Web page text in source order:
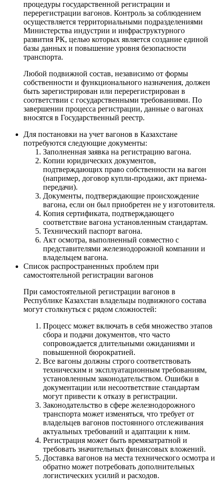
процедуры государственной регистрации и
перерегистрации вагонов. Контроль за соблюдением
осуществляется территориальными подразделениями
Министерства индустрии и инфраструктурного
развития РК, целью которых является создание единой
базы данных и повышение уровня безопасности
транспорта.
Любой подвижной состав, независимо от формы
собственности и функционального назначения, должен
быть зарегистрирован или перерегистрирован в
соответствии с государственными требованиями. По
завершении процесса регистрации, данные о вагонах
вносятся в Государственный реестр.
Для постановки на учет вагонов в Казахстане
потребуются следующие документы:
Заполненная заявка на регистрацию вагона.
Копии юридических документов,
подтверждающих право собственности на вагон
(например, договор купли-продажи, акт приема-
передачи).
Документы, подтверждающие происхождение
вагона, если он был приобретен не у изготовителя.
Копия сертификата, подтверждающего
соответствие вагона установленным стандартам.
Технический паспорт вагона.
Акт осмотра, выполненный совместно с
представителями железнодорожной компании и
владельцем вагона.
Список распространенных проблем при
самостоятельной регистрации вагонов
При самостоятельной регистрации вагонов в
Республике Казахстан владельцы подвижного состава
могут столкнуться с рядом сложностей:
Процесс может включать в себя множество этапов
сбора и подачи документов, что часто
сопровождается длительными ожиданиями и
повышенной бюрократией.
Все вагоны должны строго соответствовать
техническим и эксплуатационным требованиям,
установленным законодательством. Ошибки в
документации или несоответствие стандартам
могут привести к отказу в регистрации.
Законодательство в сфере железнодорожного
транспорта может изменяться, что требует от
владельцев вагонов постоянного отслеживания
актуальных требований и адаптации к ним.
Регистрация может быть времязатратной и
требовать значительных финансовых вложений.
Доставка вагонов на места технического осмотра и
обратно может потребовать дополнительных
логистических усилий и расходов.